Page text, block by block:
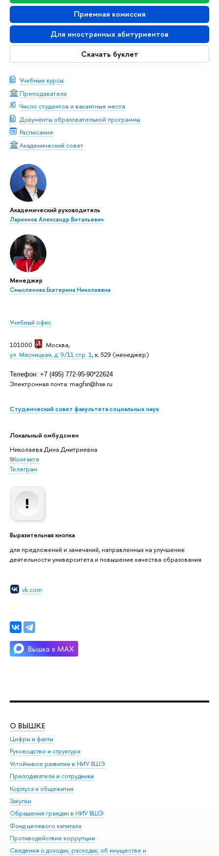
Приемная комиссия
Для иностранных абитуриентов
Скачать буклет
Учебные курсы
Преподаватели
Число студентов и вакантные места
Документы образовательной программы
Расписание
Академический совет
Академический руководитель
Ларионов Александр Витальевич
Менеджер
Смысленова Екатерина Николаевна
Учебный офис
101000 Москва,
ул. Мясницкая, д. 9/11 стр. 1, к. 529 (менеджер)
Телефон: +7 (495) 772-95-90*22624
Электронная почта: magfsn@hse.ru
Студенческий совет факультета социальных наук
Локальный омбудсмен
Николаева Дина Дмитриевна
ВКонтакте
Телеграм
Выразительная кнопка
для предложений и замечаний, направленных на улучшение
деятельности университета и повышение качества образования
vk.com
О ВЫШКЕ
Цифры и факты
Руководство и структура
Устойчивое развитие в НИУ ВШЭ
Преподаватели и сотрудники
Корпуса и общежития
Закупки
Обращения граждан в НИУ ВШЭ
Фонд целевого капитала
Противодействие коррупции
Сведения о доходах, расходах, об имуществе и